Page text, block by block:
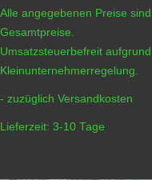
Alle angegebenen Preise sind
Gesamtpreise.
Umsatzsteuerbefreit aufgrund
Kleinunternehmerregelung.
- zuzüglich Versandkosten
Lieferzeit: 3-10 Tage